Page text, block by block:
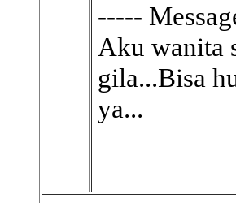
-----
Aku wanita
gila...Bisa
ya...